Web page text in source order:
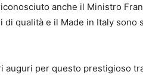
anche il Ministro
qualità e il Made in Italy sono
per questo prestigioso